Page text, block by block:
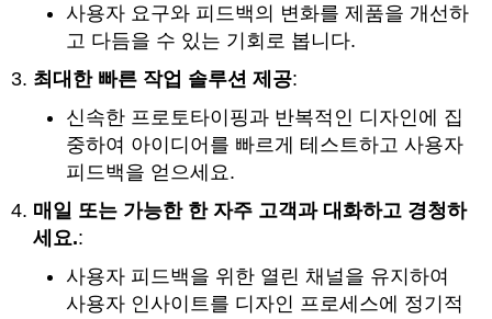
사용자 요구와 피드백의 변화를 제품을 개선하
고 다듬을 수 있는 기회로 봅니다.
최대한 빠른 작업 솔루션 제공:
신속한 프로토타이핑과 반복적인 디자인에 집
중하여 아이디어를 빠르게 테스트하고 사용자
피드백을 얻으세요.
매일 또는 가능한 한 자주 고객과 대화하고 경청하
세요.:
사용자 피드백을 위한 열린 채널을 유지하여
사용자 인사이트를 디자인 프로세스에 정기적